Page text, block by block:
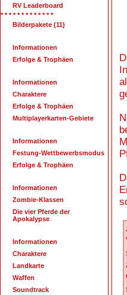
RV Leaderboard
* * * * * * * * * * * * *
Bilderpakete (11)
Informationen
Erfolge & Trophäen
Informationen
Charaktere
Erfolge & Trophäen
Multiplayerkarten-Gebiete
Informationen
Festung-Wettbewerbsmodus
Erfolge & Trophäen
Informationen
Zombie-Klassen
Die vier Pferde der
Apokalypse
Informationen
Charaktere
Landkarte
Waffen
Soundtrack